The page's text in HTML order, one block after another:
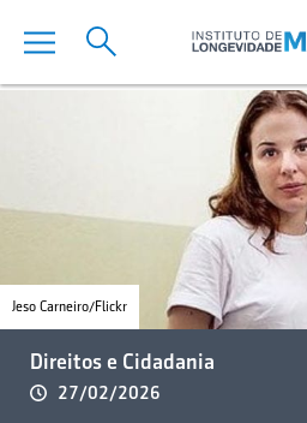
Jeso Carneiro/Flickr
Direitos e Cidadania
27/02/2026